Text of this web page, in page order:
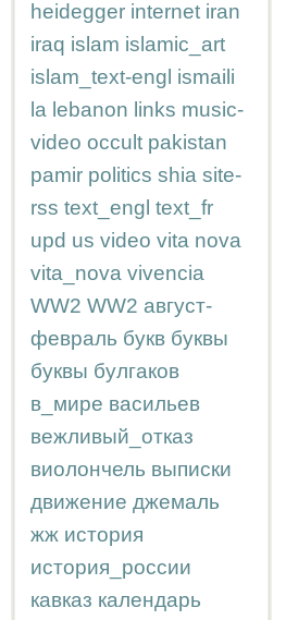
heidegger internet iran
iraq islam islamic_art
islam_text-engl ismaili
la lebanon links music-
video occult pakistan
pamir politics shia site-
rss text_engl text_fr
upd us video vita nova
vita_nova vivencia
WW2 WW2 август-
февраль букв буквы
буквы булгаков
в_мире васильев
вежливый_отказ
виолончель выписки
движение джемаль
жж история
история_россии
кавказ календарь